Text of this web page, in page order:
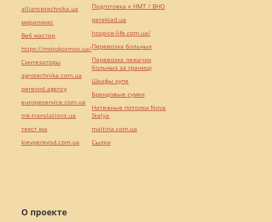
О проекте
alliancetechnika.ua
миралинкс
Веб мастер
https://motokosmos.ua/
Синтезаторы
agrotechnika.com.ua
perevod.agency
europeservice.com.ua
mk-translations.ua
текст юа
kievperevod.com.ua
Подготовка к НМТ / ВНО
pereklad.ua
hospice-life.com.ua/
Перевозка больных
Перевозка лежачих
больных за границу
Шкафы купе
Брендовые сумки
Натяжные потолки Nova
Stelya
maltina.com.ua
Cылки